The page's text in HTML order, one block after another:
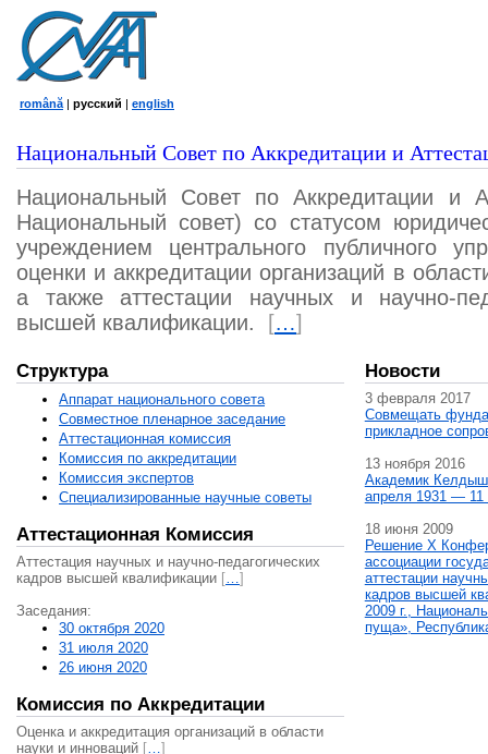
română | русский | english
Национальный Совет по Аккредитации и
Национальный Совет по Аккредитации и
Национальный совет) со статусом
учреждением центрального публичного
оценки и аккредитации организаций в
а также аттестации научных и научно-
высшей квалификации.
[…]
Структура
Аппарат национального совета
Совместное пленарное заседание
Аттестационная комисcия
Комиссия по аккредитации
Комиссия экспертов
Специализированные научные советы
Аттестационная Комиссия
Аттестация научных и научно-педагогических
кадров высшей квалификации […]
Заседания:
30 октября 2020
31 июля 2020
26 июня 2020
Комиссия по Аккредитации
Оценка и аккредитация организаций в области
науки и инноваций […]
Новости
3 февраля 2017
Совмещать
прикладное
13 ноября 2016
Академик
апреля 1931 — 11
18 июня 2009
Решение X
ассоциации
аттестации
кадров высшей
2009 г.,
пуща»,